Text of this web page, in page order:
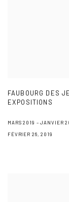
FAUBOURG DES
EXPOSITIONS
MARS 2019 – JANVIER
FÉVRIER 26, 2019